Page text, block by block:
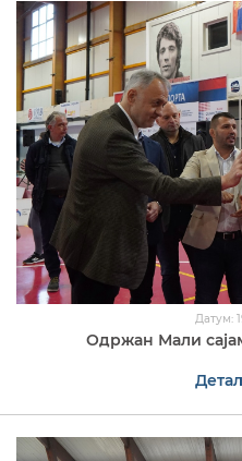
Датум:
Одржан Мали